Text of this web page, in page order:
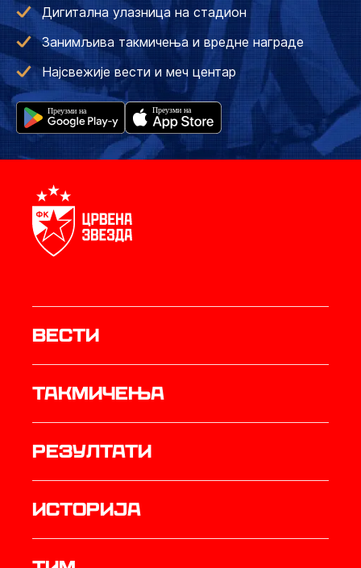
Дигитална улазница на стадион
Занимљива такмичења и вредне награде
Најсвежије вести и меч центар
Вести
Такмичења
резултати
историја